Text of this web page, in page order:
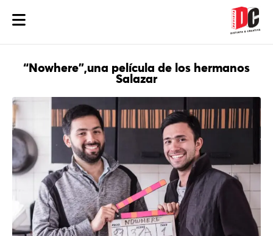
“Nowhere”,una película de los hermanos
Salazar